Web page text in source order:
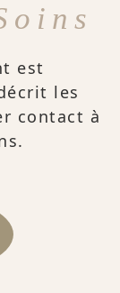
est
les
contact à